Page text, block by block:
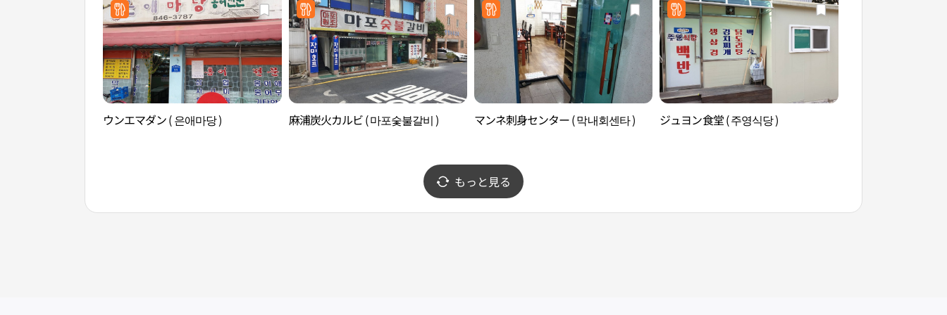
ウンエマダン ( 은애마당 ) 麻浦炭火カルビ ( 마포숯불갈비 ) マンネ刺身センター ( 막내회센타 ) ジュヨン食堂 ( 주영식당 )
もっと見る